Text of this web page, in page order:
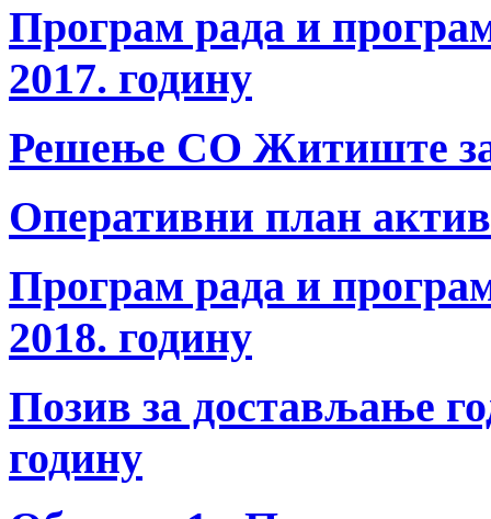
Програм рада и
2017. годину
Решење СО Житиште за
Оперативни план
Програм рада и
2018. годину
Позив за достављање
годину